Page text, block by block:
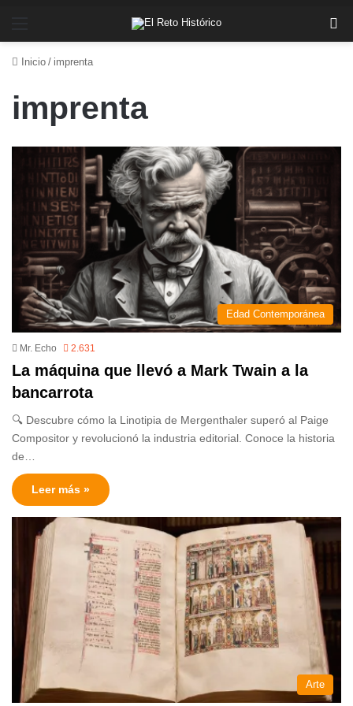
Inicio / imprenta
imprenta
Edad Contemporánea
Mr. Echo 2.631
La máquina que llevó a Mark Twain a la
bancarrota
🔍 Descubre cómo la Linotipia de Mergenthaler superó al Paige
Compositor y revolucionó la industria editorial. Conoce la historia
de…
Leer más »
Arte